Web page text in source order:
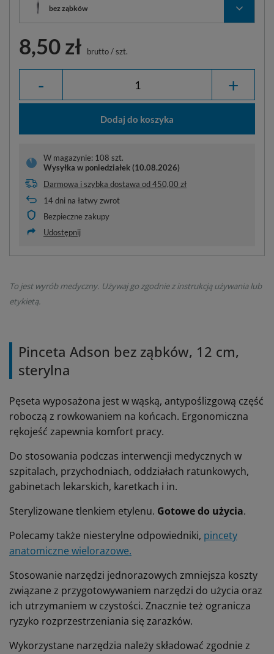
bez ząbków
8,50 zł brutto/szt.
- +
Dodaj do koszyka
W magazynie: 108 szt.
Wysyłka w poniedziałek (10.08.2026)
Darmowa i szybka dostawa od450,00 zł
14dni na łatwy zwrot
Bezpieczne zakupy
Udostępnij
To jest wyrób medyczny. Używaj go zgodnie z instrukcją używania lub
etykietą.
Pinceta Adson bez ząbków, 12 cm,
sterylna
Pęseta wyposażona jest w wąską, antypoślizgową część
roboczą z rowkowaniem na końcach. Ergonomiczna
rękojeść zapewnia komfort pracy.
Do stosowania podczas interwencji medycznych w
szpitalach, przychodniach, oddziałach ratunkowych,
gabinetach lekarskich, karetkach i in.
Sterylizowane tlenkiem etylenu. Gotowe do użycia.
Polecamy także niesterylne odpowiedniki, pincety
anatomiczne wielorazowe.
Stosowanie narzędzi jednorazowych zmniejsza koszty
związane z przygotowywaniem narzędzi do użycia oraz
ich utrzymaniem w czystości. Znacznie też ogranicza
ryzyko rozprzestrzeniania się zarazków.
Wykorzystane narzędzia należy składować zgodnie z